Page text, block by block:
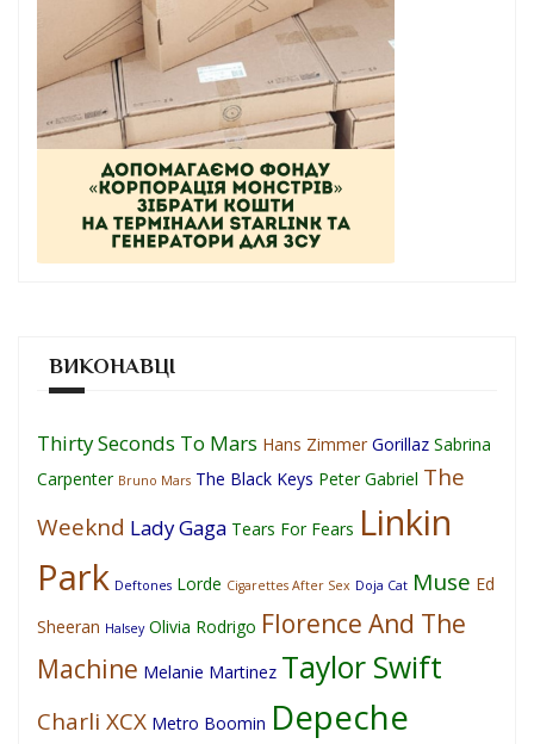
ВИКОНАВЦІ
Thirty Seconds To Mars Hans Zimmer Gorillaz Sabrina
Carpenter Bruno Mars The Black Keys Peter Gabriel The
Weeknd Lady Gaga Tears For Fears Linkin
Park Deftones Lorde Cigarettes After Sex Doja Cat Muse Ed
Sheeran Halsey Olivia Rodrigo Florence And The
Machine Melanie Martinez Taylor Swift
Charli XCX Metro Boomin Depeche